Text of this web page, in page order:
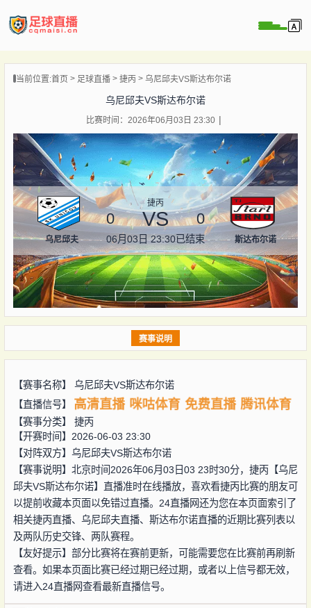
播
闻
当前位置:首页 足球直播 捷丙 乌尼邱夫VS斯达布尔诺
乌尼邱夫VS斯达布尔诺
比赛时间：2026年06月03日 23:30
乌尼邱夫
捷丙
0 VS 0
06月03日 23:30已结束 斯达布尔诺
赛事说明
【赛事名称】 乌尼邱夫VS斯达布尔诺
【直播信号】
高清直播 咪咕体育 免费直播 腾讯体育
【赛事分类】 捷丙
【开赛时间】2026-06-03 23:30
【对阵双方】 乌尼邱夫VS斯达布尔诺
【赛事说明】北京时间2026年06月03日03 23时30分，捷丙【乌尼
邱夫VS斯达布尔诺】直播准时在线播放，喜欢看捷丙比赛的朋友可
以提前收藏本页面以免错过直播。24直播网还为您在本页面索引了
相关捷丙直播、乌尼邱夫直播、斯达布尔诺直播的近期比赛列表以
及两队历史交锋、两队赛程。
【友好提示】部分比赛将在赛前更新，可能需要您在比赛前再刷新
查看。如果本页面比赛已经过期已经过期，或者以上信号都无效，
请进入24直播网查看最新直播信号。